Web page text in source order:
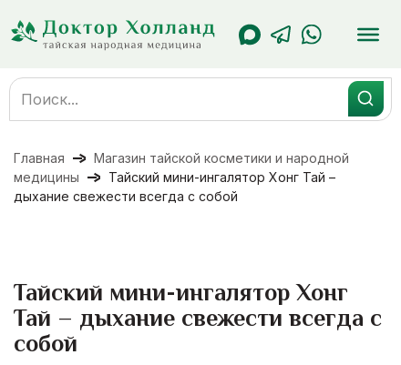
содержанию
Search
for:
Главная
Магазин тайской косметики и народной
медицины
Тайский мини-ингалятор Хонг Тай –
дыхание свежести всегда с собой
Тайский мини-ингалятор Хонг
Тай – дыхание свежести всегда с
собой